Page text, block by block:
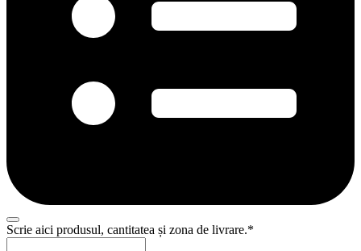
Scrie aici produsul, cantitatea și zona de livrare.*